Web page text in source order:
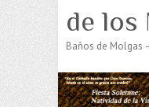
de los
Baños de Molgas